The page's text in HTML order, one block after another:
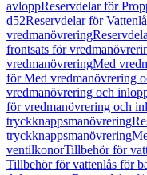
avloppReservdelar för
d52Reservdelar för
vredmanövrering
frontsats för
vredmanövreringMed
för Med vredmanövrering
vredmanövrering och
för vredmanövrering och
tryckknappsmanövrering
tryckknappsmanövrering
ventilkonorTillbehör för
Tillbehör för vattenlås för